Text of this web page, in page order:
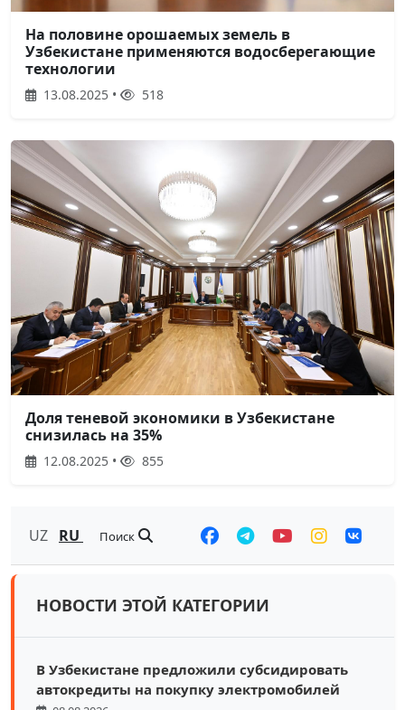
На половине орошаемых земель в
Узбекистане применяются водосберегающие
технологии
13.08.2025 • 518
Доля теневой экономики в Узбекистане
снизилась на 35%
12.08.2025 • 855
UZ RU Поиск
НОВОСТИ ЭТОЙ КАТЕГОРИИ
В Узбекистане предложили субсидировать
автокредиты на покупку электромобилей